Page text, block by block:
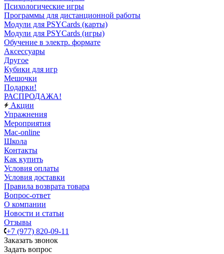
Психологические игры
Программы для дистанционной работы
Модули для PSYCards (карты)
Модули для PSYCards (игры)
Обучение в электр. формате
Аксессуары
Другое
Кубики для игр
Мешочки
Подарки!
РАСПРОДАЖА!
Акции
Упражнения
Мероприятия
Mac-online
Школа
Контакты
Как купить
Условия оплаты
Условия доставки
Правила возврата товара
Вопрос-ответ
О компании
Новости и статьи
Отзывы
+7 (977) 820-09-11
Заказать звонок
Задать вопрос